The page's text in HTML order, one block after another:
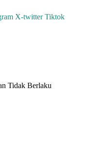
X-twitter Tiktok
Tidak Berlaku